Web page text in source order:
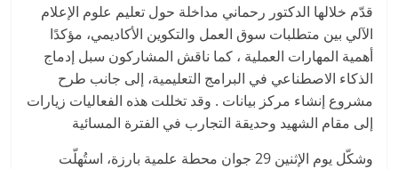
قدّم خلالها الدكتور رحماني مداخلة حول تعليم علوم الإعلام
الآلي بين متطلبات سوق العمل والتكوين الأكاديمي، مؤكدًا
أهمية المهارات العملية ، كما ناقش المشاركون سبل إدماج
الذكاء الاصطناعي في البرامج التعليمية، إلى جانب طرح
مشروع إنشاء مركز بيانات . وقد تخللت هذه الفعاليات زيارات
إلى مقام الشهيد وحديقة التجارب في الفترة المسائية
وشكّل يوم الإثنين 29 جوان محطة علمية بارزة، استُهلّت